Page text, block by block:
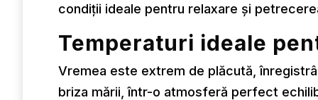
condiții ideale pentru relaxare și
Temperaturi ideale
Vremea este extrem de plăcută,
briza mării, într-o atmosferă perfect